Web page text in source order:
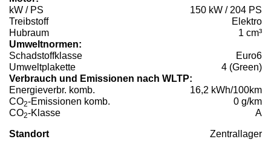
kW / PS
150 kW / 204 PS
Treibstoff
Elektro
Hubraum
1 cm³
Umweltnormen:
Schadstoffklasse
Euro6
Umweltplakette
4 (Green)
Verbrauch und Emissionen nach WLTP:
Energieverbr. komb.
16,2 kWh/100km
CO2-Emissionen komb.
0 g/km
CO2-Klasse A
Standort Zentrallager